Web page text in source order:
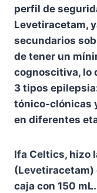
perfil de
Levetiracetam,
secundarios
de tener un
cognoscitiva, lo
3 tipos
tónico-clónicas
en diferentes
Ifa Celtics, hizo
(Levetiracetam)
caja con 150